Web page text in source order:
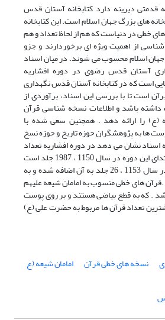
قدمتی دیرینه دارد کتابخانه آستان قدس
های بزرگ جهان اسلام است. این کتابخانه
خطی در دنیاست که هم از لحاظ تعداد و هم
از اهمیت ویژه ای برخوردارند و جزو
اسلام محسوب می شوند. در میان اسناد
آستان قدس رضوی در دوره افشاریه
است که در کتابخانه آستان قدس نگهداری
است تا با بررسی این اسناد، برآوردی از
داشته باشد و اطلاعات نسخه شناسی قرآن
(ع) را ارائه دهد . همچنین سعی شده با
ها به پژوهشگران حوزه تاریخ و حوزه نسخ
اسناد نشان می دهد در دوره افشاریه تعداد
کل مصاحف قرآنی در ابتدای این دوره در سال 1150 ، 1987 جلد است
که به فاصله سه سال در سال 1153 ، 26 جلد به آن اضافه شده و به
.قرآن های خطی منسوب به امامان شیعه علیهم
جلد می باشد . که به قطع بیاضی هستند و بر روی پوست
تعداد قرآن ها مربوط به حضرت علی (ع)
نسخه های خطی قرآن
امامان شیعه (ع